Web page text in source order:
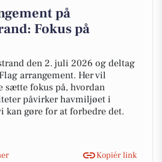
på
Fokus på
den 2. juli 2026 og deltag
arrangement. Her vil
sætte fokus på, hvordan
påvirker havmiljøet i
kan gøre for at forbedre det.
Kopiér link